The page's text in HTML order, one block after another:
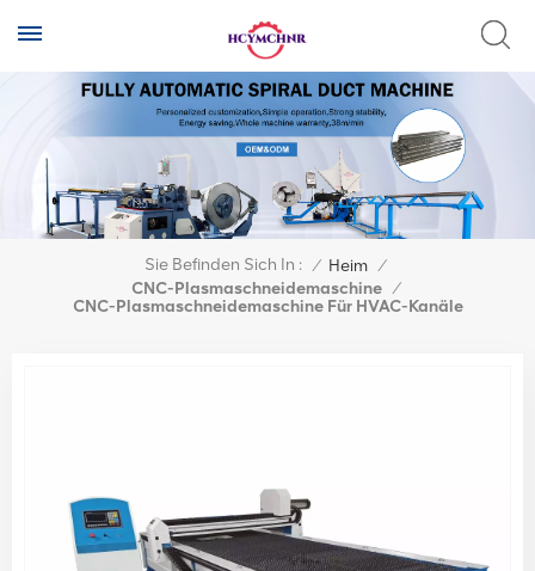
Sie Befinden Sich In : / Heim /
CNC-Plasmaschneidemaschine /
CNC-Plasmaschneidemaschine Für HVAC-Kanäle